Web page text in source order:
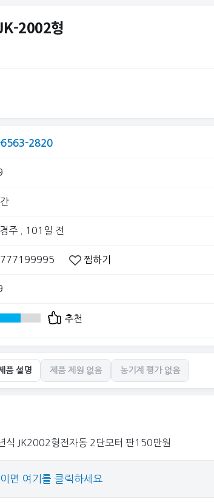
2002형
2820
주 . 101일 전
찜하기
추천
품 설명 제품 제원 없음 농기계 평가 없음
식 JK2002형전자동 2단모터 판150만원
면 여기를 클릭하세요